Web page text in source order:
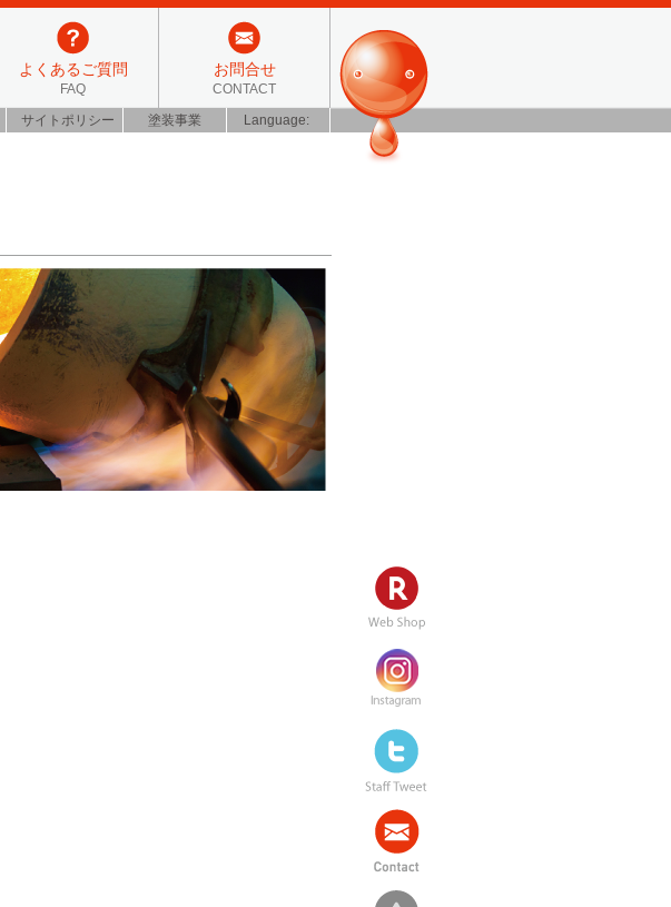
よくあるご質問
FAQ
お問合せ
CONTACT
サイトポリシー 塗装事業 Language: